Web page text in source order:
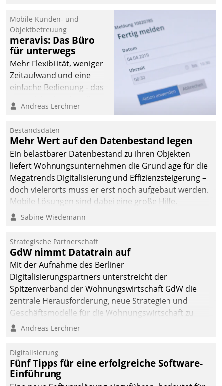
und Beschwerde-Management einen eigenen Kanal
ein.
Mobile Kunden- und
Objektbetreuung
meravis: Das Büro
für unterwegs
Mehr Flexibilität, weniger
Zeitaufwand und eine
einfache Bedienung - das
Cockpit für mobile
Datatrain. Die meravis
Wohnungsbau- und
Immobilien GmbH hat
sich dabei für den Betrieb
der Lösung über die SAP
Cloud Platform
entschieden - als erstes
Unternehmen am
Andreas Lerchner
Bestandsdaten
Mehr Wert auf den Datenbestand legen
Ein belastbarer Datenbestand zu ihren Objekten
liefert Wohnungsunternehmen die Grundlage für die
Megatrends Digitalisierung und Effizienzsteigerung –
doch vielerorts muss er erst noch aufgebaut werden.
Mobile Lösungen sind dabei eine große Hilfe.
Sabine Wiedemann
Strategische Partnerschaft
GdW nimmt Datatrain auf
Mit der Aufnahme des Berliner
Digitalisierungspartners unterstreicht der
Spitzenverband der Wohnungswirtschaft GdW die
zentrale Herausforderung, neue Strategien und
Geschäftsmodelle für die Wohnungswirtschaft zu
entwickeln.
Andreas Lerchner
Digitalisierung
Fünf Tipps für eine erfolgreiche Software-
Einführung